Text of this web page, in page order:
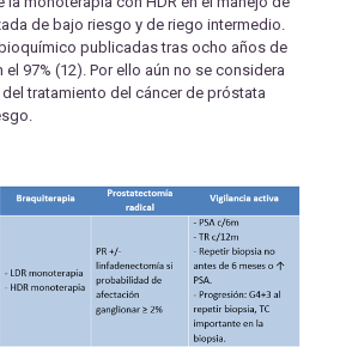
de bajo riesgo y de riego intermedio.
publicadas tras ocho años de
97% (12). Por ello aún no se considera
tratamiento del cáncer de próstata